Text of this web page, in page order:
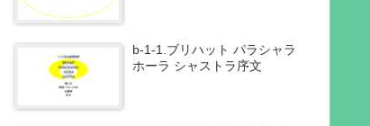
b-1-1.ブリハット パラシャラ
ホーラ シャストラ序文